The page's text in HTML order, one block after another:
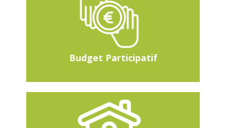
Budget Participatif